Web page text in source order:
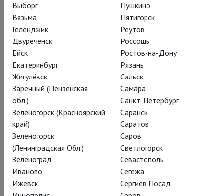
Том Стоппард
Леопольдштадт
Leopoldstadt
Том Стоппард возвращается на сцену
Выборг
Вязьма
Геленджик
Двуреченск
Ейск
Екатеринбург
Жигулёвск
Заречный (Пензенская
обл.)
Зеленогорск (Красноярский
край)
Зеленогорск
(Ленинградская Обл.)
Зеленоград
Иваново
Ижевск
Пушкино
Пятигорск
Реутов
Россошь
Ростов-на-Дону
Рязань
Сальск
Самара
Санкт-Петербург
Саранск
Саратов
Саров
Светлогорск
Севастополь
Сегежа
Сергиев Посад